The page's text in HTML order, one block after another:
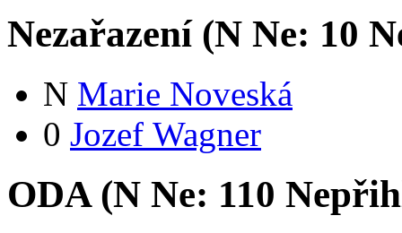
Nezařazení (N Ne: 10
N Marie Noveská
0 Jozef Wagner
ODA (N Ne: 110